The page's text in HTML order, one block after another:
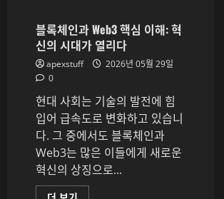
인
레
슨
방
법:
야
구
프
로
준
비
의
첫
걸
음
블록체인과 Web3 핵심 이해: 혁
신의 시대가 열리다
apexstuff
2026년 05월 29일
0
현대 사회는 기술의 발전에 힘
입어 급속도로 변화하고 있습니
다. 그 중에서도 블록체인과
Web3는 많은 이들에게 새로운
혁신의 상징으로...